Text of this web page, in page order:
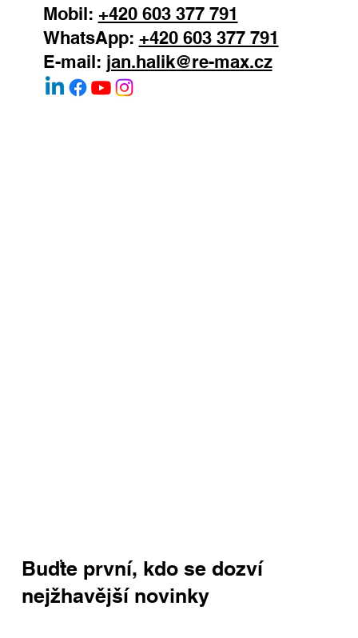
Mobil: +420 603 377 791
WhatsApp: +420 603 377 791
E-mail: jan.halik@re-max.cz
Buďte první, kdo se dozví
nejžhavější novinky